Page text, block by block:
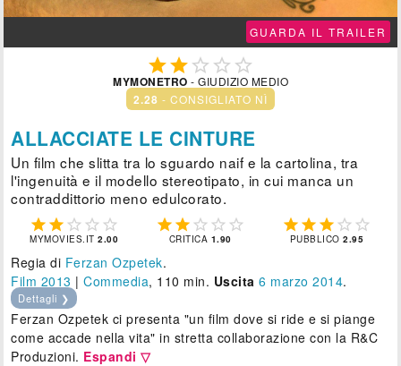
GUARDA IL TRAILER
   
MYMONETRO - GIUDIZIO MEDIO
2.28 - CONSIGLIATO NÌ
ALLACCIATE LE CINTURE
Un film che slitta tra lo sguardo naif e la cartolina, tra
l'ingenuità e il modello stereotipato, in cui manca un
contraddittorio meno edulcorato.
    
MYMOVIES.IT2.00
    
CRITICA 1.90
    
PUBBLICO2.95
Regia di Ferzan Ozpetek.
Film 2013 |Commedia, 110 min. Uscita 6 marzo 2014.
Dettagli ❯
Ferzan Ozpetek ci presenta "un film dove si ride e si piange
come accade nella vita" in stretta collaborazione con la R&C
Produzioni. Espandi ▽